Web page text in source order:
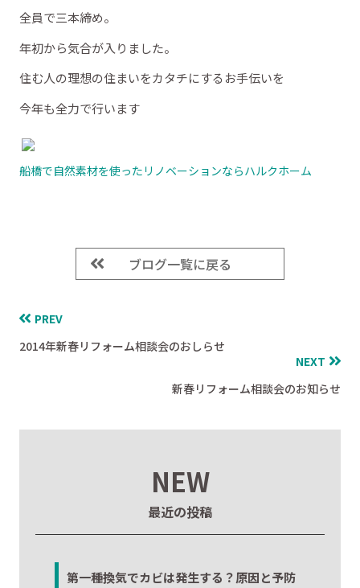
全員で三本締め。
年初から気合が入りました。
住む人の理想の住まいをカタチにするお手伝いを
今年も全力で行います
船橋で自然素材を使ったリノベーションならハルクホーム
ブログ一覧に戻る
PREV
2014年新春リフォーム相談会のおしらせ
NEXT
新春リフォーム相談会のお知らせ
NEW
最近の投稿
第一種換気でカビは発生する？原因と予防